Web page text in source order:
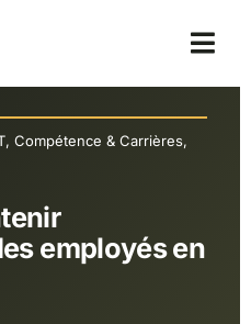
, Compétence & Carrières,
employés en